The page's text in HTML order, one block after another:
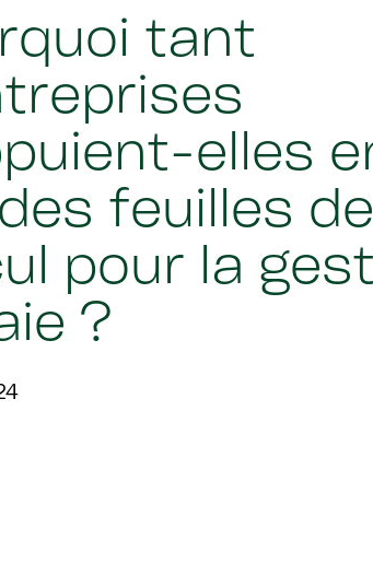
tant
elles
feuilles de
pour la
?